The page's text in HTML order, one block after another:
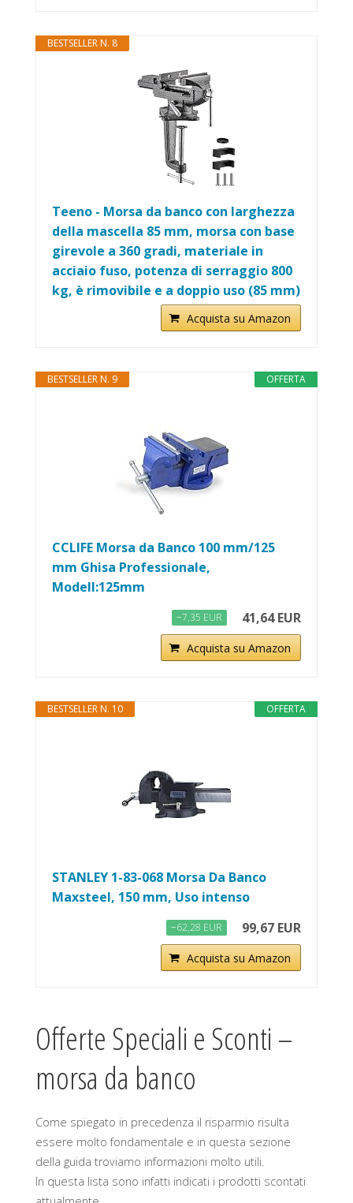
BESTSELLER N. 8
Teeno - Morsa da banco con larghezza
della mascella 85 mm, morsa con base
girevole a 360 gradi, materiale in
acciaio fuso, potenza di serraggio 800
kg, è rimovibile e a doppio uso (85 mm)
Acquista su Amazon
OFFERTA
BESTSELLER N. 9
CCLIFE Morsa da Banco 100 mm/125
mm Ghisa Professionale,
Modell:125mm
−7,35 EUR 41,64 EUR
Acquista su Amazon
OFFERTA
BESTSELLER N. 10
STANLEY 1-83-068 Morsa Da Banco
Maxsteel, 150 mm, Uso intenso
−62,28 EUR 99,67 EUR
Acquista su Amazon
Offerte Speciali e Sconti –
morsa da banco
Come spiegato in precedenza il risparmio risulta
essere molto fondamentale e in questa sezione
della guida troviamo informazioni molto utili.
In questa lista sono infatti indicati i prodotti scontati